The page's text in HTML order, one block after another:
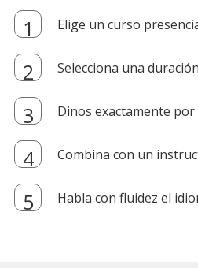
Elige un curso
Selecciona una
Dinos exactamente
Combina con un
Habla con fluidez el